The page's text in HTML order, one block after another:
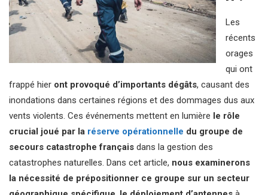
Les
récents
orages
qui ont
frappé hier ont provoqué d’importants dégâts, causant des
inondations dans certaines régions et des dommages dus aux
vents violents. Ces événements mettent en lumière le rôle
crucial joué par la réserve opérationnelle du groupe de
secours catastrophe français dans la gestion des
catastrophes naturelles. Dans cet article, nous examinerons
la nécessité de prépositionner ce groupe sur un secteur